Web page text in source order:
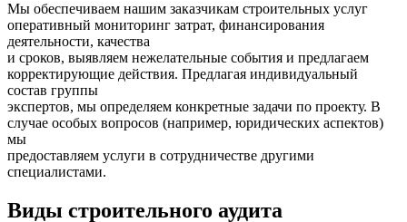
Мы обеспечиваем нашим заказчикам строительных услуг
оперативный мониторинг затрат, финансирования
деятельности, качества
и сроков, выявляем нежелательные события и предлагаем
корректирующие действия. Предлагая индивидуальный
состав группы
экспертов, мы определяем конкретные задачи по проекту. В
случае особых вопросов (например, юридических аспектов)
мы
предоставляем услуги в сотрудничестве другими
специалистами.
Виды строительного аудита